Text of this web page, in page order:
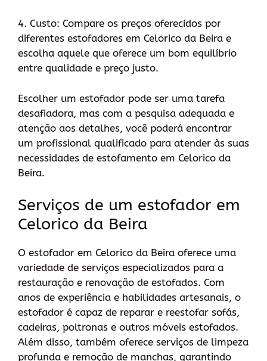
4. Custo: Compare os preços oferecidos por
diferentes estofadores em Celorico da Beira e
escolha aquele que oferece um bom equilíbrio
entre qualidade e preço justo.
Escolher um estofador pode ser uma tarefa
desafiadora, mas com a pesquisa adequada e
atenção aos detalhes, você poderá encontrar
um profissional qualificado para atender às suas
necessidades de estofamento em Celorico da
Beira.
Serviços de um estofador em
Celorico da Beira
O estofador em Celorico da Beira oferece uma
variedade de serviços especializados para a
restauração e renovação de estofados. Com
anos de experiência e habilidades artesanais, o
estofador é capaz de reparar e reestofar sofás,
cadeiras, poltronas e outros móveis estofados.
Além disso, também oferece serviços de limpeza
profunda e remoção de manchas, garantindo